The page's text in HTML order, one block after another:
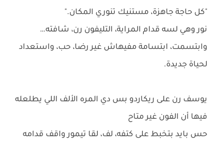
"كل حاجة جاهزة، مستنيك تنوري المكان."
نور وهي لسه قدام المراية، التليفون رن، شافته…
وابتسمت، ابتسامة مفيهاش غير رضا، حب، واستعداد
لحياة جديدة.
يوسف رن على ريكاردو بس دي المره الألف اللي يطلعله
فيها أن الفون غير متاح
حس بايد بتخبط على كتفه، لف، لقا تيمور واقف قدامه